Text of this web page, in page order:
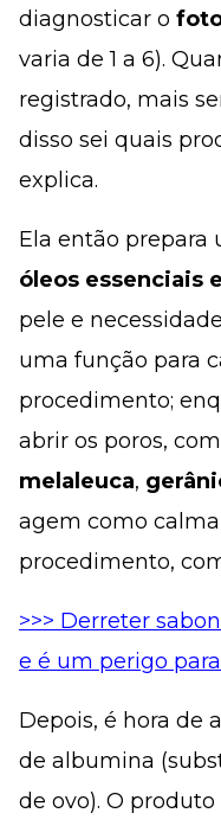
diagnosticar o
varia de 1 a 6).
registrado, mais
disso sei quais
explica.
Ela então prepara
óleos essenciais
pele e
uma função para
procedimento;
abrir os poros,
melaleuca,
agem como
procedimento,
>>> Derreter
e é um perigo
Depois, é hora de
de albumina
de ovo). O